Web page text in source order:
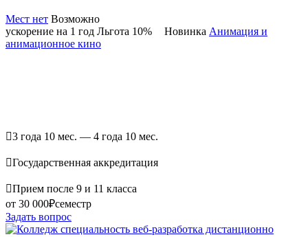
Мест нет Возможно
ускорение на 1 год Льгота 10% Новинка Анимация и
анимационное кино
3 года 10 мес. — 4 года 10 мес.
Государственная аккредитация
Прием после 9 и 11 класса
от 30 000₽семестр
Задать вопрос